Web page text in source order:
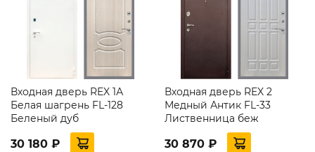
Входная дверь REX 1А
Белая шагрень FL-128
Беленый дуб
30 180 ₽
Входная дверь REX 2
Медный Антик FL-33
Лиственница беж
30 870 ₽